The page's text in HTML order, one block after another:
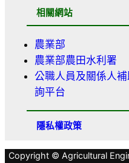
相關網站
農業部
農業部農田水利署
公職人員及關係人
詢平台
隱私權政策
Copyright © Agricultural